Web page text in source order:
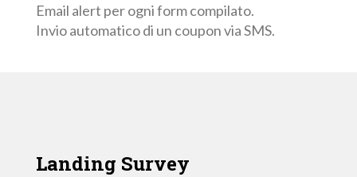
Email alert per ogni form compilato.
Invio automatico di un coupon via SMS.
Landing Survey